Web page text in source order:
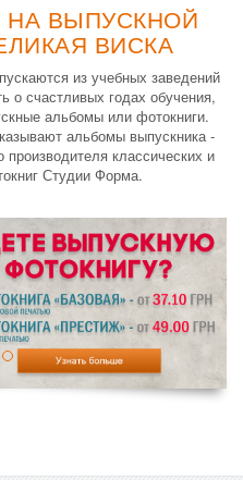
НА ВЫПУСКНОЙ
ВИСКА
из учебных заведений
о счастливых годах обучения,
альбомы или фотокниги.
альбомы выпускника -
классических и
Студии Форма.